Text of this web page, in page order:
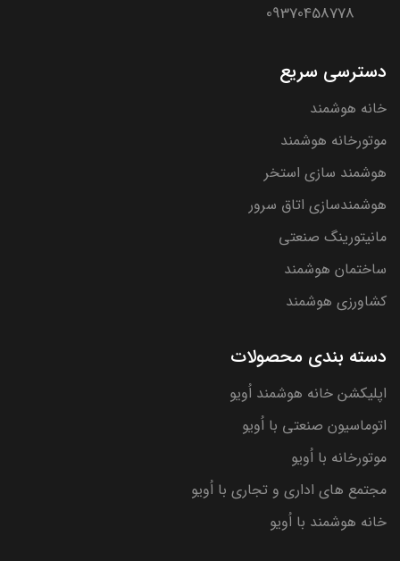
09370458778
دسترسی سریع
خانه هوشمند
موتورخانه هوشمند
هوشمند سازی استخر
هوشمندسازی اتاق سرور
مانیتورینگ صنعتی
ساختمان هوشمند
کشاورزی هوشمند
دسته بندی محصولات
اپلیکشن خانه هوشمند اُویو
اتوماسیون صنعتی با اُویو
موتورخانه با اُویو
مجتمع های اداری و تجاری با اُویو
خانه هوشمند با اُویو